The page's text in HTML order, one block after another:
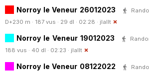
Norroy le Veneur 26012023
D+230 m · 187 vus · 29 dl · 02:28 · jlallt
Norroy le Veneur 19012023
188 vus · 40 dl · 02:23 · jlallt
Norroy le Veneur 08122022